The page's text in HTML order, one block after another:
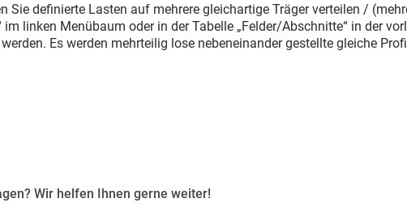
Sie definierte Lasten auf mehrere gleichartige Träger verteilen /
im linken Menübaum oder in der Tabelle „Felder/Abschnitte“ in der
Es werden mehrteilig lose nebeneinander gestellte gleiche
Wir helfen Ihnen gerne weiter!